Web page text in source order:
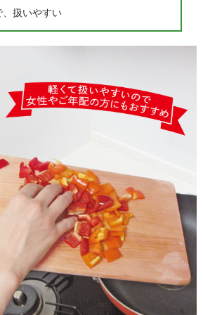
扱いやすい